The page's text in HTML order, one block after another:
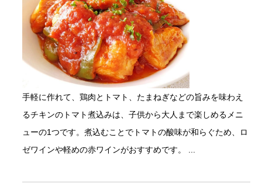
手軽に作れて、鶏肉とトマト、たまねぎなどの旨みを味わえ
るチキンのトマト煮込みは、子供から大人まで楽しめるメニ
ューの1つです。煮込むことでトマトの酸味が和らぐため、ロ
ゼワインや軽めの赤ワインがおすすめです。 ...